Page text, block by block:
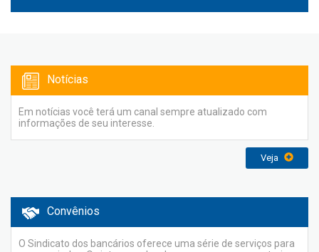
Notícias
Em notícias você terá um canal sempre atualizado com
informações de seu interesse.
Veja
Convênios
O Sindicato dos bancários oferece uma série de serviços para